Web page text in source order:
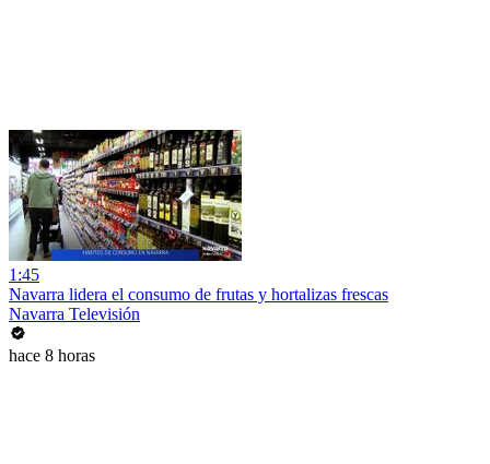
1:45
Navarra lidera el consumo de frutas y hortalizas frescas
Navarra Televisión
hace 8 horas